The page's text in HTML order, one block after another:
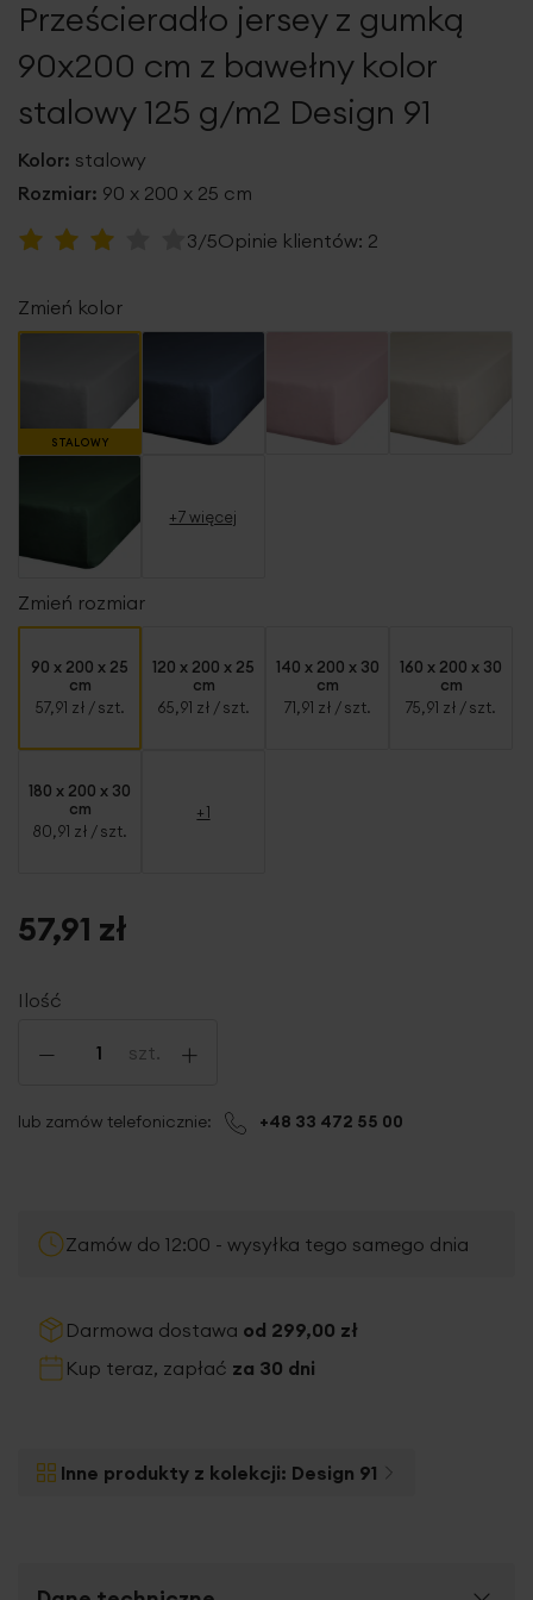
galeriiPrześcieradło jersey z gumką
90x200 cm z bawełny kolor
stalowy 125 g/m2 Design 91
Kolor: stalowy
Rozmiar: 90 x 200 x 25 cm
Ocena:
3/5Opinie klientów: 2
Zmień kolor
STALOWY
+7 więcej
Zmień rozmiar
90 x 200 x 25
cm
57,91 zł / szt.
120 x 200 x 25
cm
65,91 zł / szt.
140 x 200 x 30
cm
71,91 zł / szt.
160 x 200 x 30
cm
75,91 zł / szt.
180 x 200 x 30
cm
80,91 zł / szt.
+1
Ilość
- szt. +
57,91 zł
lub zamów telefonicznie: +48 33 472 55 00
Zamów do 12:00 - wysyłka tego samego dnia
Darmowa dostawa od 299,00 zł
Kup teraz, zapłać za 30 dni
Inne produkty z kolekcji: Design 91